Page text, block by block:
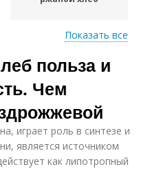
Зерновой хлеб
Хлеба в духовке
Показать все
польза и
Чем
играет роль в синтезе и
является источником
как липотропный